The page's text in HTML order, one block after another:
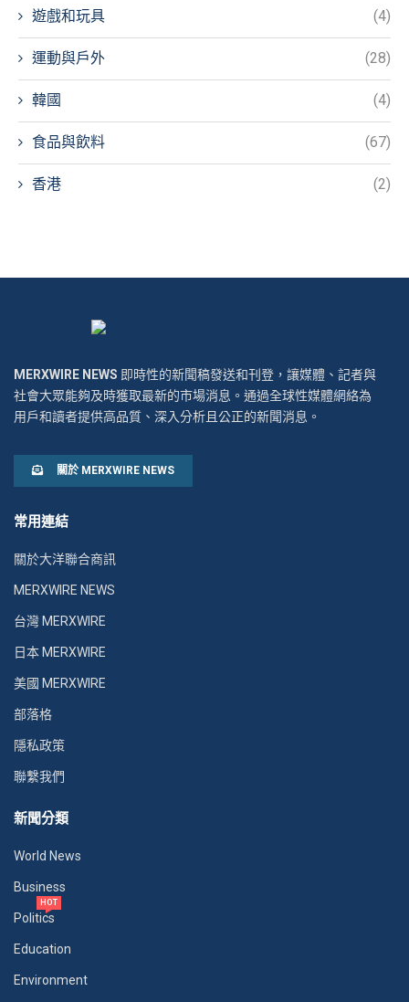
遊戲和玩具 (4)
運動與戶外 (28)
韓國 (4)
食品與飲料 (67)
香港 (2)
MERXWIRE NEWS 即時性的新聞稿發送和刊登，讓媒體、記者與
社會大眾能夠及時獲取最新的市場消息。通過全球性媒體網絡為
用戶和讀者提供高品質、深入分析且公正的新聞消息。
關於 MERXWIRE NEWS
常用連結
關於大洋聯合商訊
MERXWIRE NEWS
台灣 MERXWIRE
日本 MERXWIRE
美國 MERXWIRE
部落格
隱私政策
聯繫我們
新聞分類
World News
Business
Politics
HOT
Education
Environment